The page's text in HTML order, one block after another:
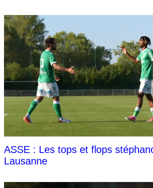
ASSE : Les tops et flops
Lausanne